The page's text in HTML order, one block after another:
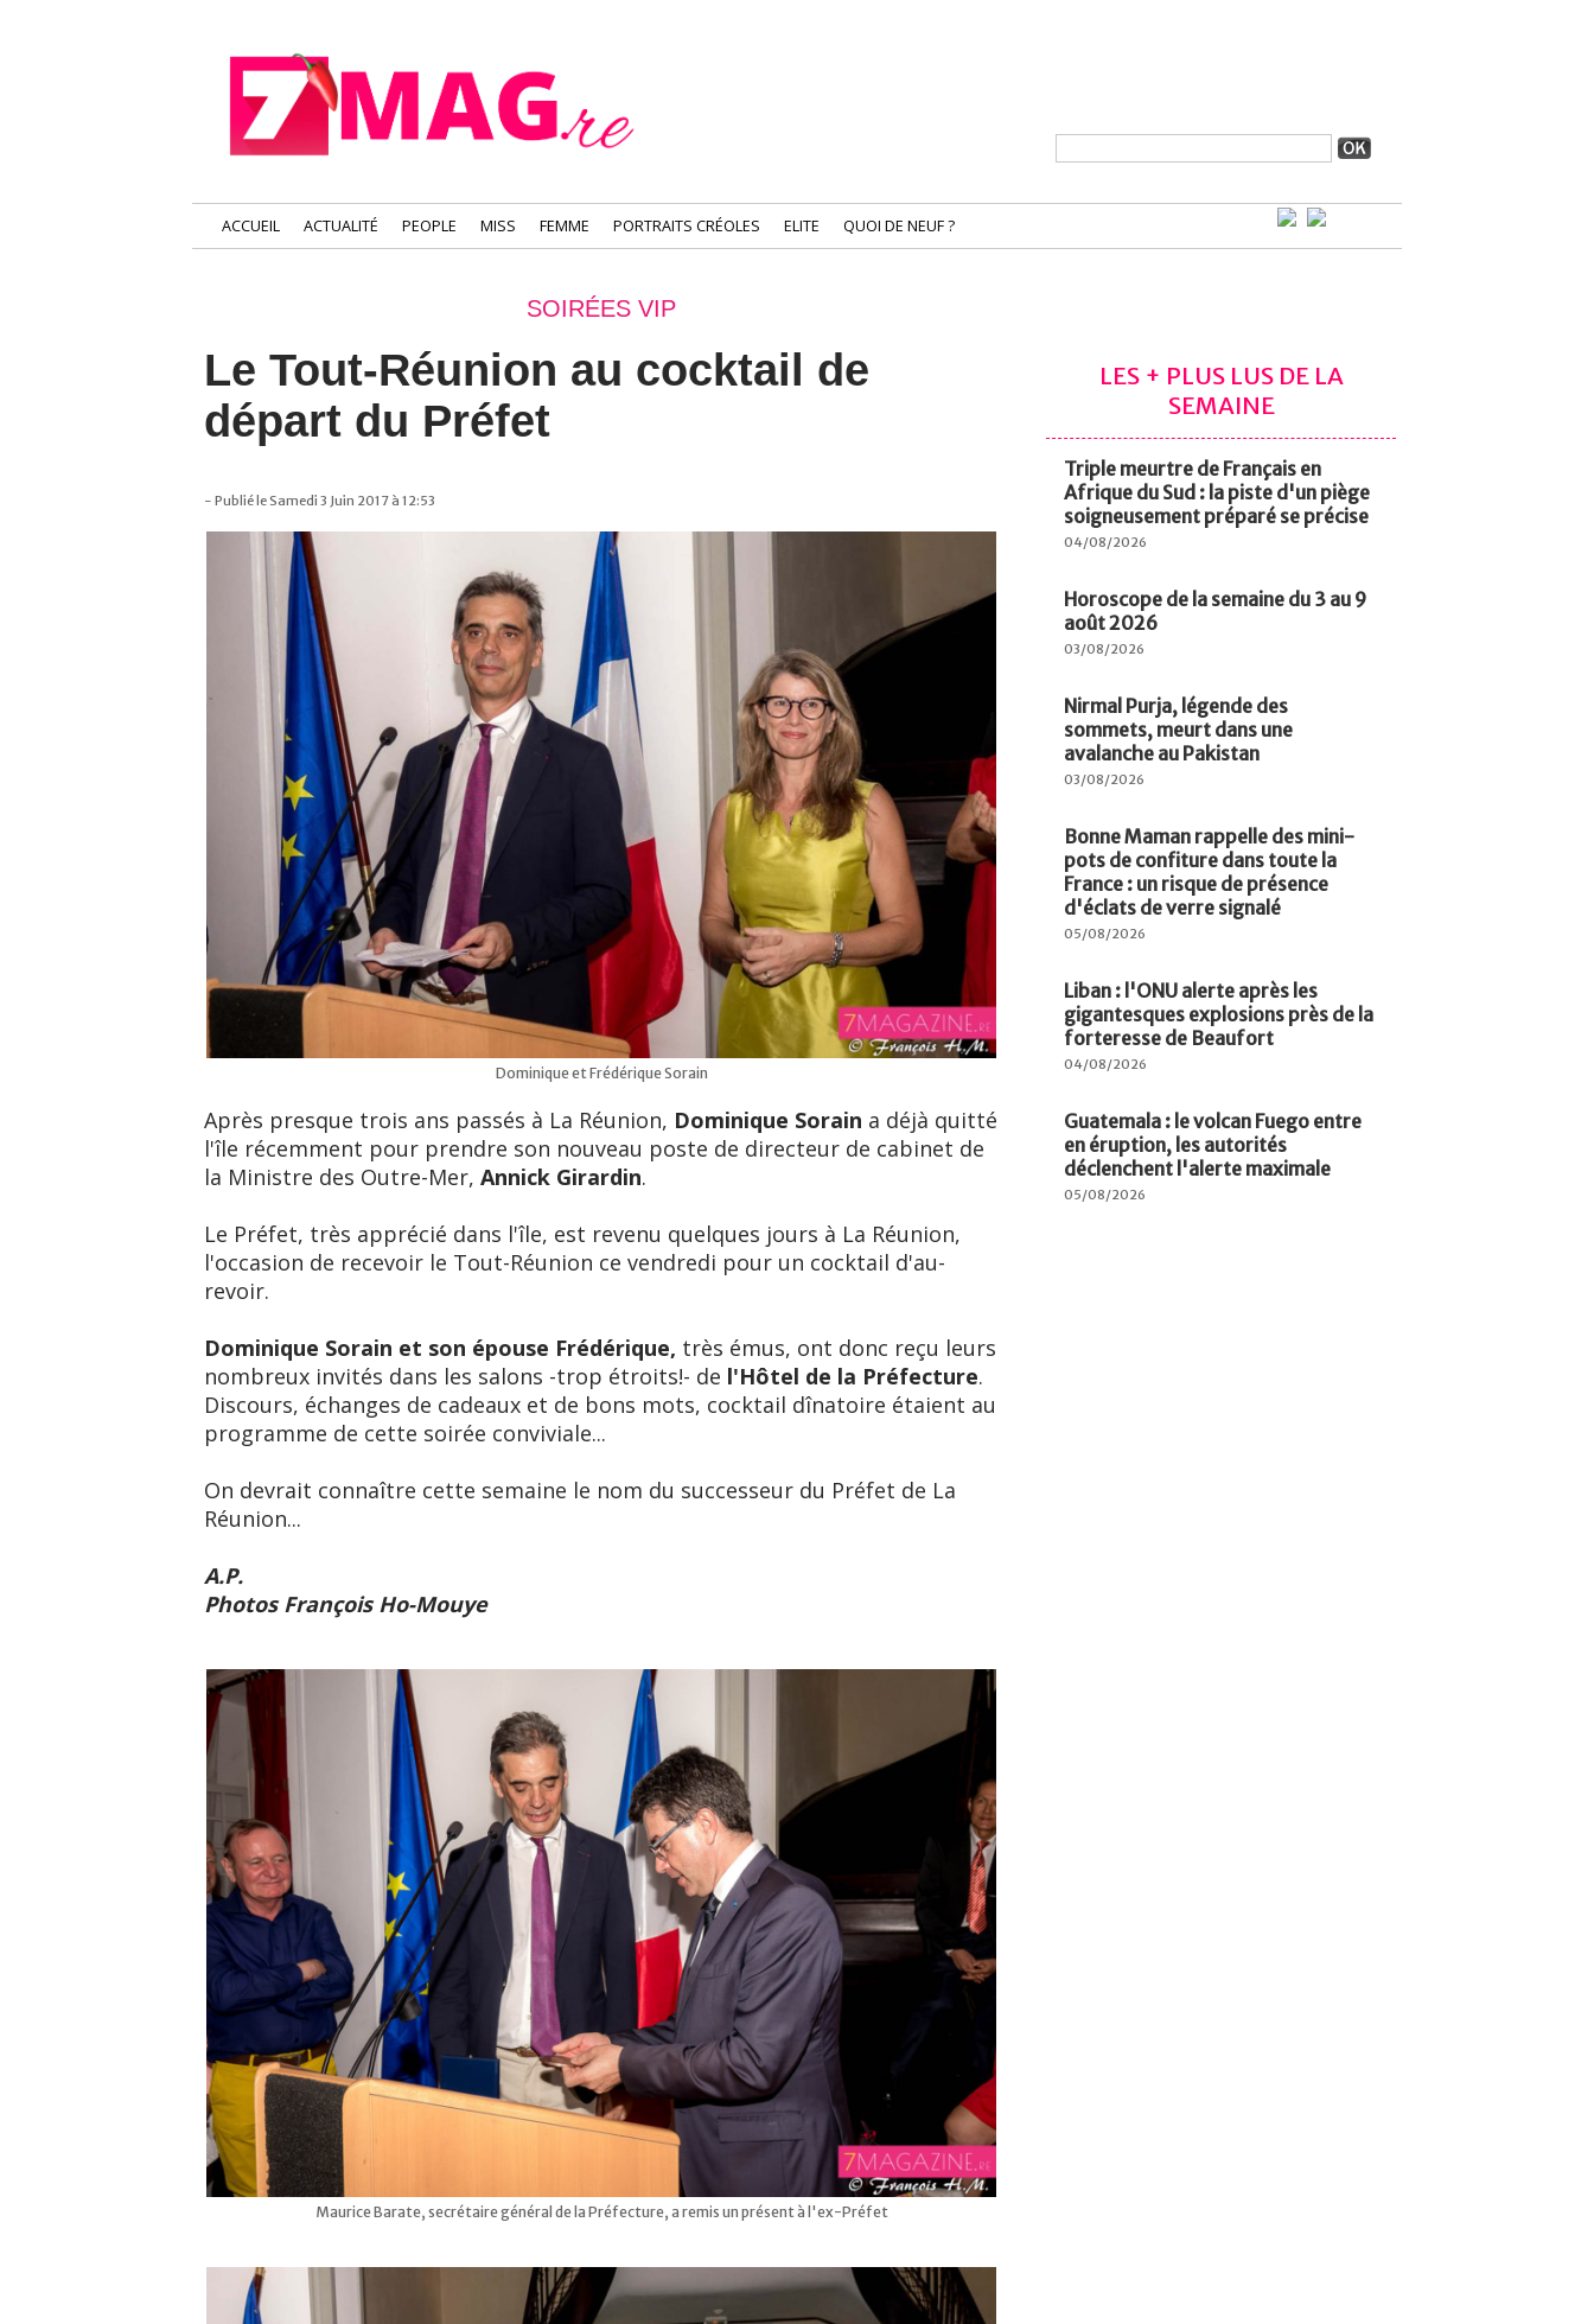
ACCUEIL ACTUALITÉ PEOPLE MISS FEMME PORTRAITS CRÉOLES ELITE QUOI DE NEUF ?
SOIRÉES VIP
Le Tout-Réunion au cocktail de
départ du Préfet
- Publié le Samedi 3 Juin 2017 à 12:53
Dominique et Frédérique Sorain
Après presque trois ans passés à La Réunion, Dominique Sorain a déjà quitté
l'île récemment pour prendre son nouveau poste de directeur de cabinet de
la Ministre des Outre-Mer, Annick Girardin.
Le Préfet, très apprécié dans l'île, est revenu quelques jours à La Réunion,
l'occasion de recevoir le Tout-Réunion ce vendredi pour un cocktail d'au-
revoir.
Dominique Sorain et son épouse Frédérique, très émus, ont donc reçu leurs
nombreux invités dans les salons -trop étroits!- de l'Hôtel de la Préfecture.
Discours, échanges de cadeaux et de bons mots, cocktail dînatoire étaient au
programme de cette soirée conviviale...
On devrait connaître cette semaine le nom du successeur du Préfet de La
Réunion...
A.P.
Photos François Ho-Mouye
Maurice Barate, secrétaire général de la Préfecture, a remis un présent à l'ex-Préfet
LES + PLUS LUS DE LA
SEMAINE
Triple meurtre de Français en
Afrique du Sud : la piste d'un piège
soigneusement préparé se précise
04/08/2026
Horoscope de la semaine du 3 au 9
août 2026
03/08/2026
Nirmal Purja, légende des
sommets, meurt dans une
avalanche au Pakistan
03/08/2026
Bonne Maman rappelle des mini-
pots de confiture dans toute la
France : un risque de présence
d'éclats de verre signalé
05/08/2026
Liban : l'ONU alerte après les
gigantesques explosions près de la
forteresse de Beaufort
04/08/2026
Guatemala : le volcan Fuego entre
en éruption, les autorités
déclenchent l'alerte maximale
05/08/2026